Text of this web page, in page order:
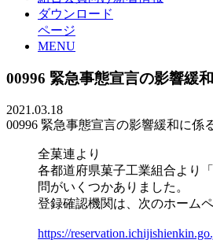
ダウンロード
ページ
MENU
00996 緊急事態宣言の影響緩
2021.03.18
00996 緊急事態宣言の影響緩和に係
全菓連より
各都道府県菓子工業組合より
問がいくつかありました。
登録確認機関は、次のホーム
https://